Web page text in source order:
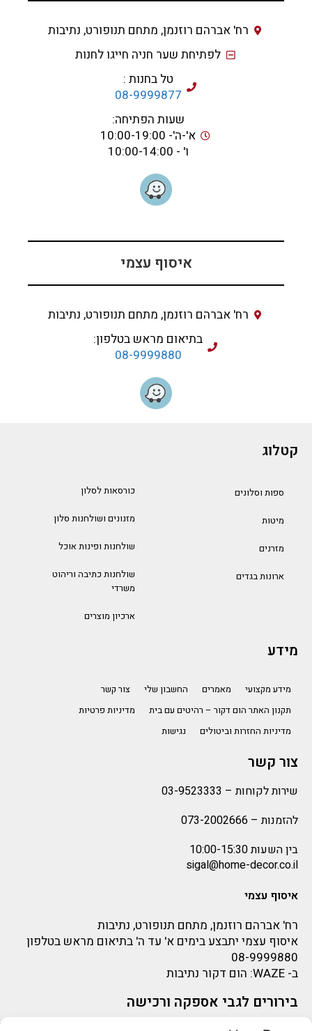
רח' אברהם רוזנמן, מתחם תנופורט, נתיבות
לפתיחת שער חניה חייגו לחנות
טל בחנות :
08-9999877
שעות הפתיחה:
א'-ה'- 10:00-19:00
ו' - 10:00-14:00
איסוף עצמי
רח' אברהם רוזנמן, מתחם תנופורט, נתיבות
בתיאום מראש בטלפון:
08-9999880
קטלוג
ספות וסלונים
מיטות
מזרנים
ארונות בגדים
כורסאות לסלון
מזנונים ושולחנות סלון
שולחנות ופינות אוכל
שולחנות כתיבה וריהוט
משרדי
ארכיון מוצרים
מידע
מידע מקצועי מאמרים החשבון שלי
צור קשר
תקנון האתר הום דקור – רהיטים עם בית
מדיניות פרטיות
מדיניות החזרות וביטולים
נגישות
צור קשר
שירות לקוחות – 03-9523333
להזמנות – 073-2002666
בין השעות 10:00-15:30
sigal@home-decor.co.il
איסוף עצמי
רח' אברהם רוזנמן, מתחם תנופורט, נתיבות
איסוף עצמי יתבצע בימים א' עד ה' בתיאום מראש בטלפון
08-9999880
ב- WAZE: הום דקור נתיבות
בירורים לגבי אספקה ורכישה